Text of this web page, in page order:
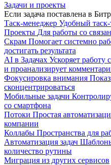
Задачи и проекты
Если задача поставлена в
Таск-менеджер Удобный
Проекты Для работы со
Скрам Помогает системно
достигать результата
AI в Задачах Ускоряет работу
и проанализирует
Фокусировка внимания
сконцентрироваться
Мобильные задачи
со смартфона
Потоки Простая
компании
Коллабы Пространства для
Автоматизация задач
количество рутины
Миграция из других сервисов